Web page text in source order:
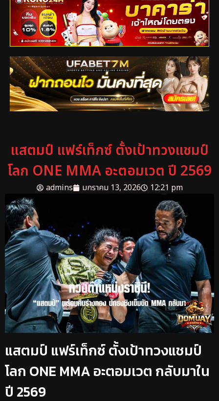
แสตมป์ แฟร์เท็กซ์ ตั้งเป้าทวงแชมป์
โลก ONE MMA อะตอมเวต ปี 2569
admins มกราคม 13, 2026 12:21 pm
แสตมป์ แฟร์เท็กซ์ ตั้งเป้าทวงแชมป์
โลก ONE MMA อะตอมเวต กลับมาใน
ปี 2569